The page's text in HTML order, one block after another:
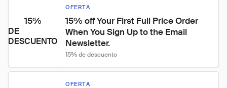
15%
DE
DESCUENTO
OFERTA
15% off Your First Full Price Order
When You Sign Up to the Email
Newsletter.
15% de descuento
OFERTA